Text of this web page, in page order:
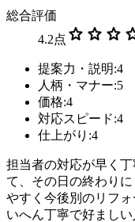
総合評価
4.2点 star star star
提案力・説明:4
人柄・マナー:5
価格:4
対応スピード:4
仕上がり:4
担当者の対応が早く
て、その日の終わり
やすく今後別のリフ
いへん丁寧で好まし